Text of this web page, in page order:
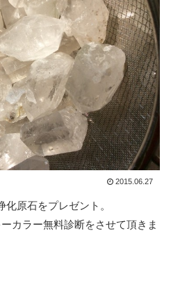
2015.06.27
原石をプレゼント。
カラー無料診断をさせて頂きま